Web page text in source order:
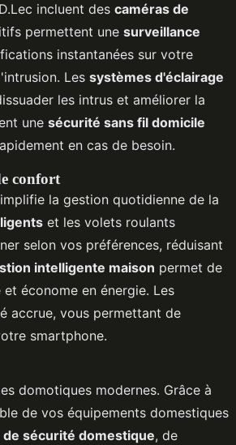
incluent des caméras de
permettent une surveillance
instantanées sur votre
Les systèmes d'éclairage
les intrus et améliorer la
une sécurité sans fil domicile
en cas de besoin.
confort
la gestion quotidienne de la
et les volets roulants
selon vos préférences, réduisant
intelligente maison permet de
économe en énergie. Les
accrue, vous permettant de
smartphone.
domotiques modernes. Grâce à
de vos équipements domestiques
sécurité domestique, de